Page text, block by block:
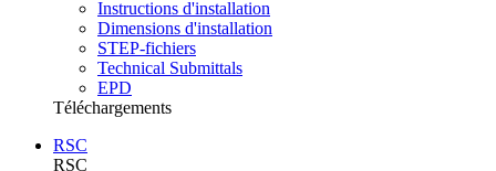
Instructions d'installation
Dimensions d'installation
STEP-fichiers
Technical Submittals
EPD
Téléchargements
RSC
RSC